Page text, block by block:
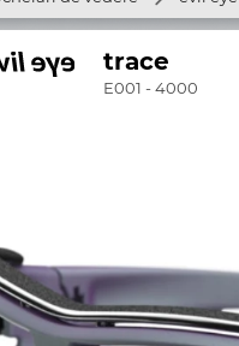
trace
E001 - 4000